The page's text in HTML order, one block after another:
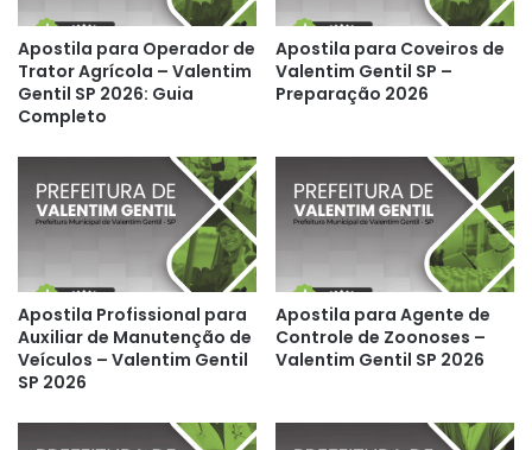
Apostila para Operador de
Trator Agrícola – Valentim
Gentil SP 2026: Guia
Completo
Apostila para Coveiros de
Valentim Gentil SP –
Preparação 2026
Apostila Profissional para
Auxiliar de Manutenção de
Veículos – Valentim Gentil
SP 2026
Apostila para Agente de
Controle de Zoonoses –
Valentim Gentil SP 2026